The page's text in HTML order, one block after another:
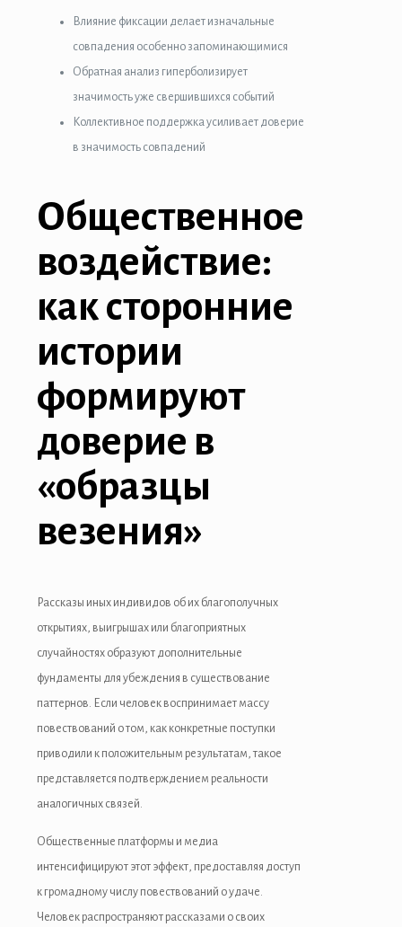
Влияние фиксации делает изначальные
совпадения особенно запоминающимися
Обратная анализ гиперболизирует
значимость уже свершившихся событий
Коллективное поддержка усиливает доверие
в значимость совпадений
Общественное
воздействие:
как сторонние
истории
формируют
доверие в
«образцы
везения»
Рассказы иных индивидов об их благополучных
открытиях, выигрышах или благоприятных
случайностях образуют дополнительные
фундаменты для убеждения в существование
паттернов. Если человек воспринимает массу
повествований о том, как конкретные поступки
приводили к положительным результатам, такое
представляется подтверждением реальности
аналогичных связей.
Общественные платформы и медиа
интенсифицируют этот эффект, предоставляя доступ
к громадному числу повествований о удаче.
Человек распространяют рассказами о своих